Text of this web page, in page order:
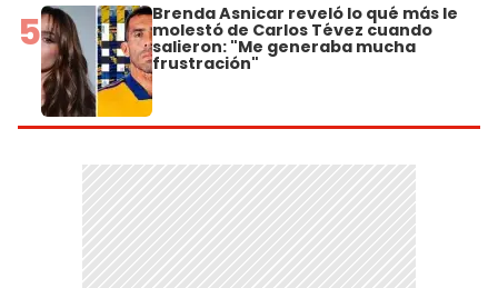
5 Brenda Asnicar reveló lo qué más le
molestó de Carlos Tévez cuando
salieron: "Me generaba mucha
frustración"